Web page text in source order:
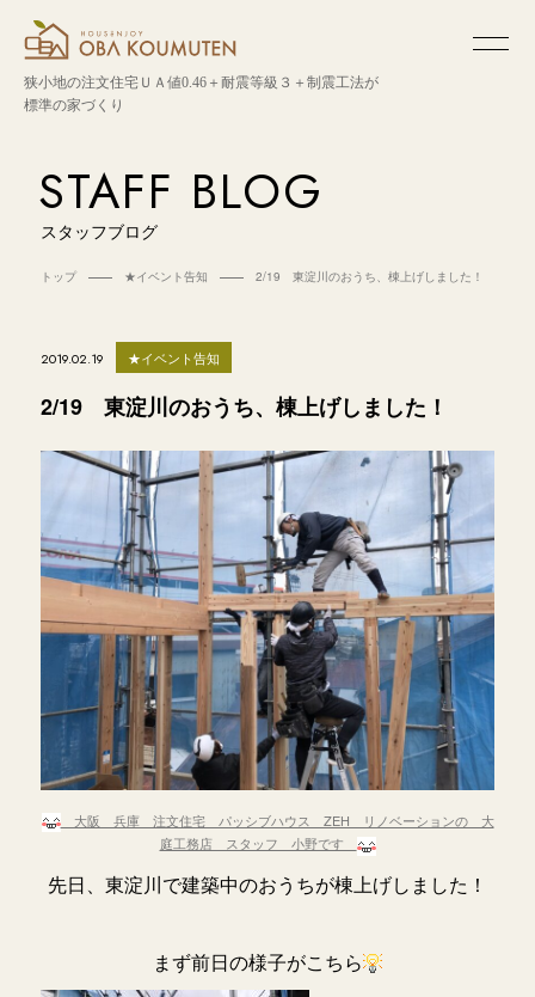
狭小地の注文住宅ＵＡ値0.46＋耐震等級３＋制震工法が
標準の家づくり
STAFF BLOG
スタッフブログ
トップ ★イベント告知 2/19 東淀川のおうち、棟上げしました！
2019.02.19 ★イベント告知
2/19 東淀川のおうち、棟上げしました！
大阪 兵庫 注文住宅 パッシブハウス ZEH リノベーションの 大
庭工務店 スタッフ 小野です
先日、東淀川で建築中のおうちが棟上げしました！
まず前日の様子がこちら